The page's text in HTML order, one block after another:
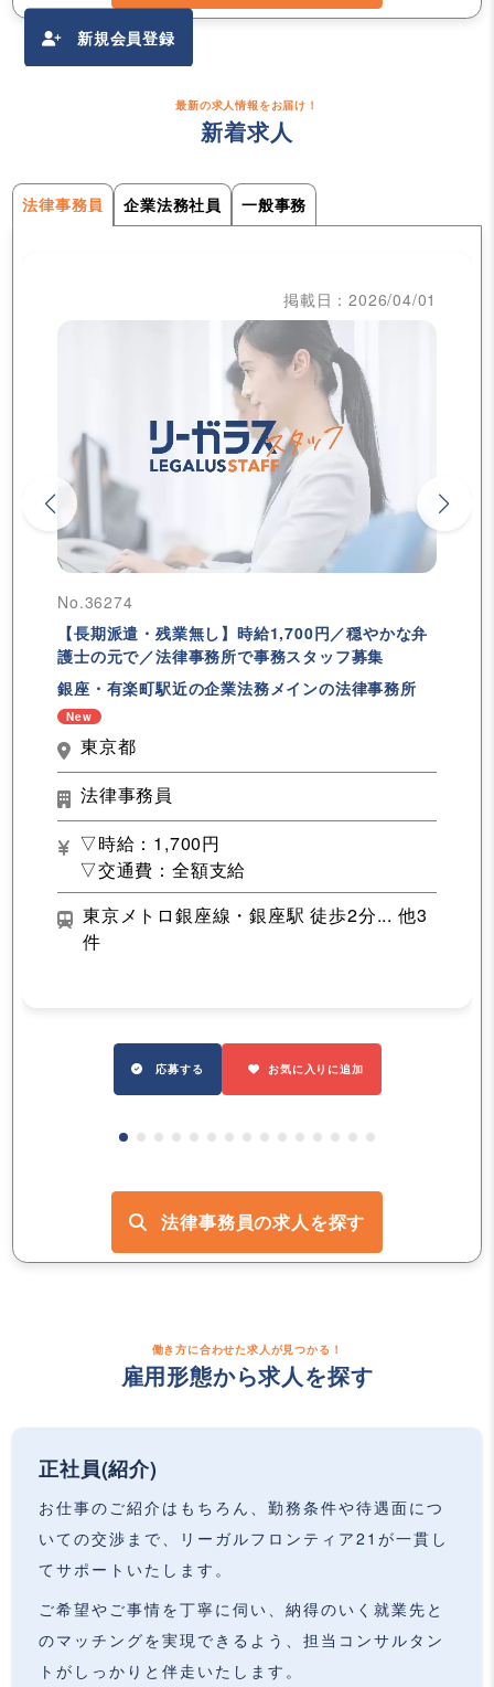
新規会員登録
最新の求人情報をお届け！
新着求人
法律事務員 企業法務社員 一般事務
掲載日：2026/04/01
No.36274
【長期派遣・残業無し】時給1,700円／穏やかな弁
護士の元で／法律事務所で事務スタッフ募集
銀座・有楽町駅近の企業法務メインの法律事務所
New
東京都
法律事務員
▽時給：1,700円
▽交通費：全額支給
東京メトロ銀座線・銀座駅 徒歩2分... 他3
件
応募する お気に入りに追加
法律事務員の求人を探す
働き方に合わせた求人が見つかる！
雇用形態から求人を探す
正社員(紹介)
お仕事のご紹介はもちろん、勤務条件や待遇面につ
いての交渉まで、リーガルフロンティア21が一貫し
てサポートいたします。
ご希望やご事情を丁寧に伺い、納得のいく就業先と
のマッチングを実現できるよう、担当コンサルタン
トがしっかりと伴走いたします。